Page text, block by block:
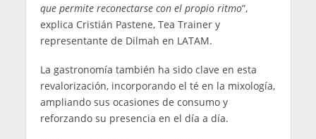
que permite reconectarse con el propio ritmo”,
explica Cristián Pastene, Tea Trainer y
representante de Dilmah en LATAM.
La gastronomía también ha sido clave en esta
revalorización, incorporando el té en la mixología,
ampliando sus ocasiones de consumo y
reforzando su presencia en el día a día.